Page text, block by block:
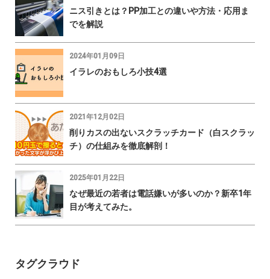
ニス引きとは？PP加工との違いや方法・応用ま
でを解説
2024年01月09日
イラレのおもしろ小技4選
2021年12月02日
削りカスの出ないスクラッチカード（白スクラッ
チ）の仕組みを徹底解剖！
2025年01月22日
なぜ最近の若者は電話嫌いが多いのか？新卒1年
目が考えてみた。
タグクラウド